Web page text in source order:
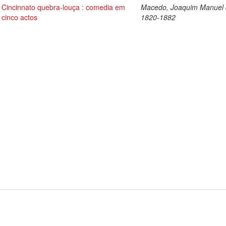
Cincinnato quebra-louça : comedia em
cinco actos
Macedo, Joaquim Manuel
1820-1882